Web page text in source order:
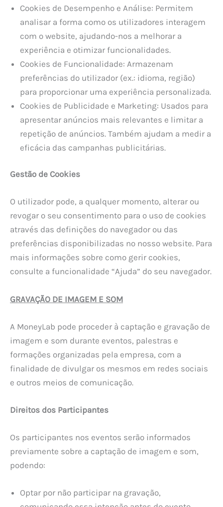
Cookies de Desempenho e Análise: Permitem
analisar a forma como os utilizadores interagem
com o website, ajudando-nos a melhorar a
experiência e otimizar funcionalidades.
Cookies de Funcionalidade: Armazenam
preferências do utilizador (ex.: idioma, região)
para proporcionar uma experiência personalizada.
Cookies de Publicidade e Marketing: Usados para
apresentar anúncios mais relevantes e limitar a
repetição de anúncios. Também ajudam a medir a
eficácia das campanhas publicitárias.
Gestão de Cookies
O utilizador pode, a qualquer momento, alterar ou
revogar o seu consentimento para o uso de cookies
através das definições do navegador ou das
preferências disponibilizadas no nosso website. Para
mais informações sobre como gerir cookies,
consulte a funcionalidade “Ajuda” do seu navegador.
GRAVAÇÃO DE IMAGEM E SOM
A MoneyLab pode proceder à captação e gravação de
imagem e som durante eventos, palestras e
formações organizadas pela empresa, com a
finalidade de divulgar os mesmos em redes sociais
e outros meios de comunicação.
Direitos dos Participantes
Os participantes nos eventos serão informados
previamente sobre a captação de imagem e som,
podendo:
Optar por não participar na gravação,